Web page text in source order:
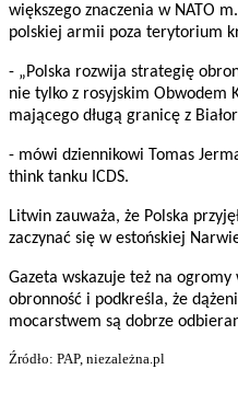
większego znaczenia w NATO
polskiej armii poza terytorium
- „Polska rozwija strategię
nie tylko z rosyjskim Obwodem
mającego długą granicę z
- mówi dziennikowi Tomas
think tanku ICDS.
Litwin zauważa, że Polska
zaczynać się w estońskiej
Gazeta wskazuje też na ogromy
obronność i podkreśla, że
mocarstwem są dobrze
Źródło: PAP, niezależna.pl